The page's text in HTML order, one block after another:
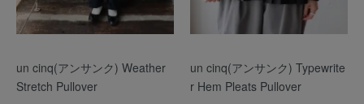
un cinq(アンサンク) Weather
Stretch Pullover
un cinq(アンサンク) Typewrite
r Hem Pleats Pullover